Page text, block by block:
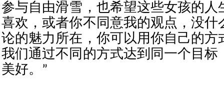
参与自由滑雪，也希望这些女孩的人
喜欢，或者你不同意我的观点，没什
论的魅力所在，你可以用你自己的方
我们通过不同的方式达到同一个目标
美好。”